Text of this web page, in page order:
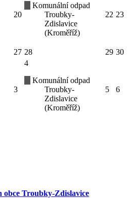
20
Komunální odpad
Troubky-
Zdislavice
(Kroměříž)
22 23
27 28 29 30
3
4
Komunální odpad
Troubky-
Zdislavice
(Kroměříž)
5 6
obce Troubky-Zdislavice